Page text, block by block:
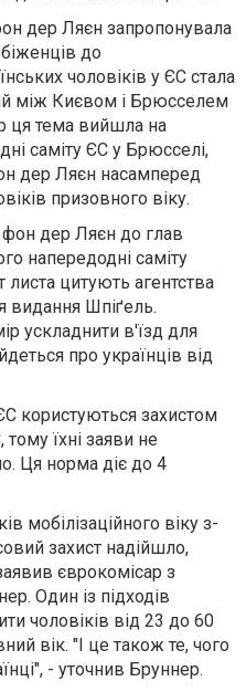
дер Ляєн запропонувала
до
чоловіків у ЄС стала
між Києвом і Брюсселем
ця тема вийшла на
саміту ЄС у Брюсселі,
дер Ляєн насамперед
призовного віку.
дер Ляєн до глав
напередодні саміту
цитують агентства
видання Шпіґель.
ускладнити в'їзд для
про українців від
користуються захистом
їхні заяви не
Ця норма діє до 4
мобілізаційного віку з-
захист надійшло,
єврокомісар з
Один із підходів
чоловіків від 23 до 60
вік. "І це також те, чого
- уточнив Бруннер.